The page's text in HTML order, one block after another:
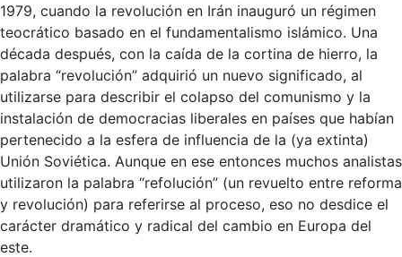
1979, cuando la revolución en Irán inauguró un régimen
teocrático basado en el fundamentalismo islámico. Una
década después, con la caída de la cortina de hierro, la
palabra “revolución” adquirió un nuevo significado, al
utilizarse para describir el colapso del comunismo y la
instalación de democracias liberales en países que habían
pertenecido a la esfera de influencia de la (ya extinta)
Unión Soviética. Aunque en ese entonces muchos analistas
utilizaron la palabra “refolución” (un revuelto entre reforma
y revolución) para referirse al proceso, eso no desdice el
carácter dramático y radical del cambio en Europa del
este.